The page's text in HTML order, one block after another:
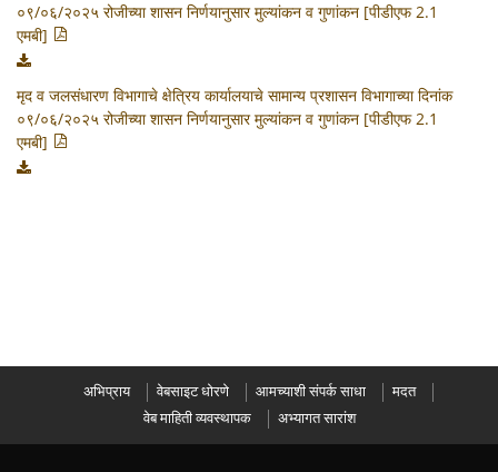
०९/०६/२०२५ रोजीच्या शासन निर्णयानुसार मुल्यांकन व गुणांकन [पीडीएफ 2.1
एमबी]
मृद व जलसंधारण विभागाचे क्षेत्रिय कार्यालयाचे सामान्य प्रशासन विभागाच्या दिनांक
०९/०६/२०२५ रोजीच्या शासन निर्णयानुसार मुल्यांकन व गुणांकन [पीडीएफ 2.1
एमबी]
अभिप्राय वेबसाइट धोरणे आमच्याशी संपर्क साधा
मदत
वेब माहिती व्यवस्थापक
अभ्यागत सारांश